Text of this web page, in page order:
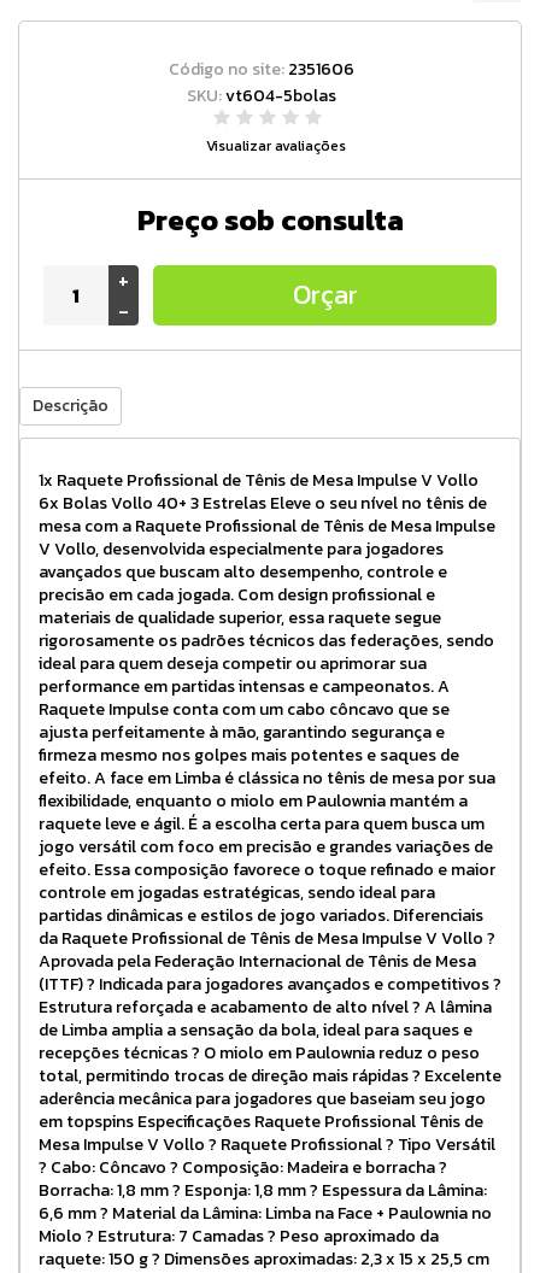
Código no site:2351606
SKU:vt604-5bolas
Visualizar avaliações
Preço sob consulta
+
-
Orçar
Descrição
1x Raquete Profissional de Tênis de Mesa Impulse V Vollo
6x Bolas Vollo 40+ 3 Estrelas Eleve o seu nível no tênis de
mesa com a Raquete Profissional de Tênis de Mesa Impulse
V Vollo, desenvolvida especialmente para jogadores
avançados que buscam alto desempenho, controle e
precisão em cada jogada. Com design profissional e
materiais de qualidade superior, essa raquete segue
rigorosamente os padrões técnicos das federações, sendo
ideal para quem deseja competir ou aprimorar sua
performance em partidas intensas e campeonatos. A
Raquete Impulse conta com um cabo côncavo que se
ajusta perfeitamente à mão, garantindo segurança e
firmeza mesmo nos golpes mais potentes e saques de
efeito. A face em Limba é clássica no tênis de mesa por sua
flexibilidade, enquanto o miolo em Paulownia mantém a
raquete leve e ágil. É a escolha certa para quem busca um
jogo versátil com foco em precisão e grandes variações de
efeito. Essa composição favorece o toque refinado e maior
controle em jogadas estratégicas, sendo ideal para
partidas dinâmicas e estilos de jogo variados. Diferenciais
da Raquete Profissional de Tênis de Mesa Impulse V Vollo ?
Aprovada pela Federação Internacional de Tênis de Mesa
(ITTF) ? Indicada para jogadores avançados e competitivos ?
Estrutura reforçada e acabamento de alto nível ? A lâmina
de Limba amplia a sensação da bola, ideal para saques e
recepções técnicas ? O miolo em Paulownia reduz o peso
total, permitindo trocas de direção mais rápidas ? Excelente
aderência mecânica para jogadores que baseiam seu jogo
em topspins Especificações Raquete Profissional Tênis de
Mesa Impulse V Vollo ? Raquete Profissional ? Tipo Versátil
? Cabo: Côncavo ? Composição: Madeira e borracha ?
Borracha: 1,8 mm ? Esponja: 1,8 mm ? Espessura da Lâmina:
6,6 mm ? Material da Lâmina: Limba na Face + Paulownia no
Miolo ? Estrutura: 7 Camadas ? Peso aproximado da
raquete: 150 g ? Dimensões aproximadas: 2,3 x 15 x 25,5 cm